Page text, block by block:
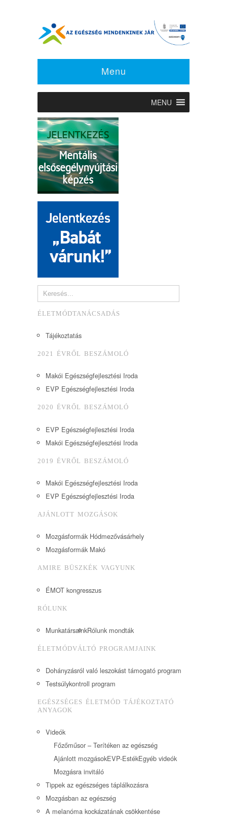
Menu
MENU
ÉLETMÓDTANÁCSADÁS
Tájékoztatás
2021 ÉVRŐL BESZÁMOLÓ
Makói Egészségfejlesztési Iroda
EVP Egészségfejlesztési Iroda
2020 ÉVRŐL BESZÁMOLÓ
EVP Egészségfejlesztési Iroda
Makói Egészségfejlesztési Iroda
2019 ÉVRŐL BESZÁMOLÓ
Makói Egészségfejlesztési Iroda
EVP Egészségfejlesztési Iroda
AJÁNLOTT MOZGÁSOK
Mozgásformák Hódmezővásárhely
Mozgásformák Makó
AMIRE BÜSZKÉK VAGYUNK
ÉMOT kongresszus
RÓLUNK
MunkatársainkRólunk mondták
ÉLETMÓDVÁLTÓ PROGRAMJAINK
Dohányzásról való leszokást támogató program
Testsúlykontroll program
EGÉSZSÉGES ÉLETMÓD TÁJÉKOZTATÓ
ANYAGOK
Videók
Főzőműsor – Terítéken az egészség
Ajánlott mozgásokEVP-EstékEgyéb videók
Mozgásra invitáló
Tippek az egészséges táplálkozásra
Mozgásban az egészség
A melanóma kockázatának csökkentése